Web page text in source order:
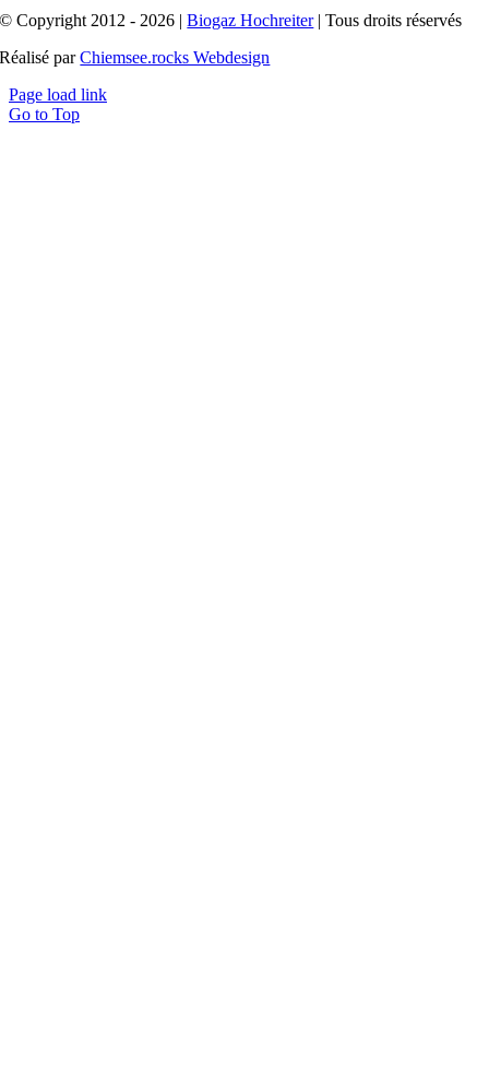
© Copyright 2012 - 2026 |Biogaz Hochreiter| Tous droits réservés
Réalisé parChiemsee.rocks Webdesign
Page load link
Go to Top